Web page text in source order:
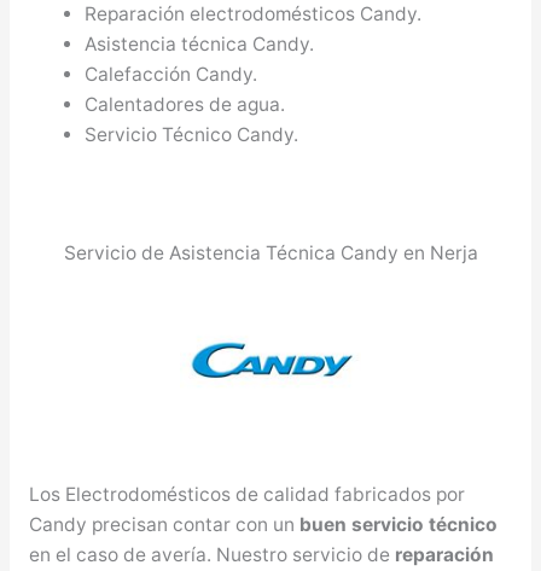
Reparación electrodomésticos Candy.
Asistencia técnica Candy.
Calefacción Candy.
Calentadores de agua.
Servicio Técnico Candy.
Servicio de Asistencia Técnica Candy en Nerja
Los Electrodomésticos de calidad fabricados por
Candy precisan contar con un buen servicio técnico
en el caso de avería. Nuestro servicio de reparación